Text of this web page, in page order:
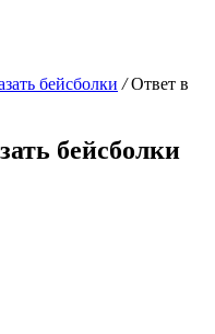
бейсболки / Ответ в
бейсболки